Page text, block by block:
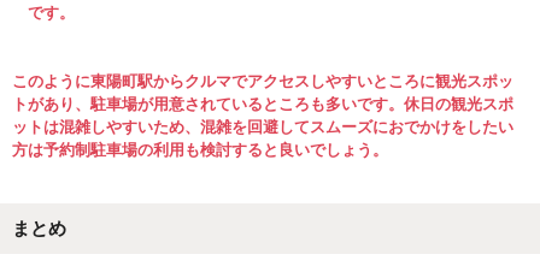
です。
このように東陽町駅からクルマでアクセスしやすいところに観光スポッ
トがあり、駐車場が用意されているところも多いです。休日の観光スポ
ットは混雑しやすいため、混雑を回避してスムーズにおでかけをしたい
方は予約制駐車場の利用も検討すると良いでしょう。
まとめ